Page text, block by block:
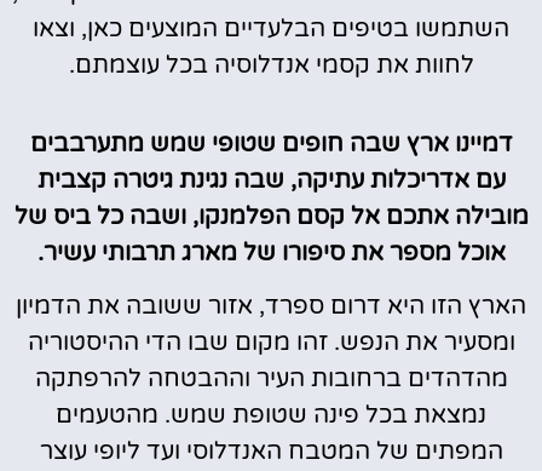
השתמשו בטיפים הבלעדיים המוצעים כאן, וצאו
לחוות את קסמי אנדלוסיה בכל עוצמתם.
דמיינו ארץ שבה חופים שטופי שמש מתערבבים
עם אדריכלות עתיקה, שבה נגינת גיטרה קצבית
מובילה אתכם אל קסם הפלמנקו, ושבה כל ביס של
אוכל מספר את סיפורו של מארג תרבותי עשיר.
הארץ הזו היא דרום ספרד, אזור ששובה את הדמיון
ומסעיר את הנפש. זהו מקום שבו הדי ההיסטוריה
מהדהדים ברחובות העיר וההבטחה להרפתקה
נמצאת בכל פינה שטופת שמש. מהטעמים
המפתים של המטבח האנדלוסי ועד ליופי עוצר